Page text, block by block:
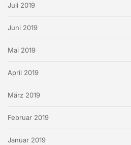
Juli 2019
Juni 2019
Mai 2019
April 2019
März 2019
Februar 2019
Januar 2019